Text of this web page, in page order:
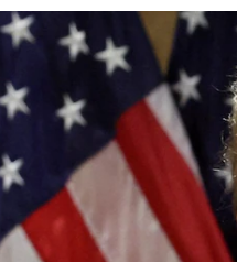
1 year ago